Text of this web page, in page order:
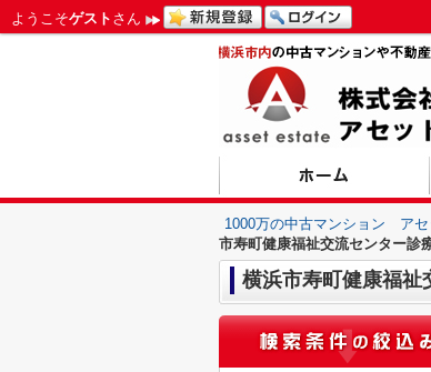
ようこそゲスト さん
1000万の中古マンション アセ
市寿町健康福祉交流センター診
横浜市寿町健康福祉